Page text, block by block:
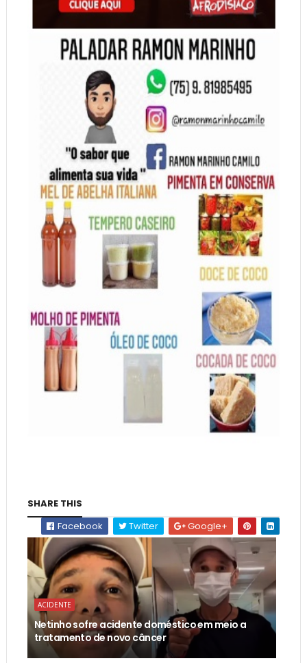
SHARE THIS
Facebook
Twitter Google+
ACIDENTE
Netinho sofre acidente doméstico em meio a
tratamento de novo câncer